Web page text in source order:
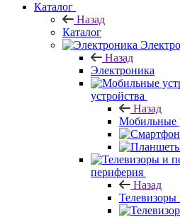
Каталог
Назад
Каталог
Назад
Электроника
устройства
Назад
Мобильные
периферия
Назад